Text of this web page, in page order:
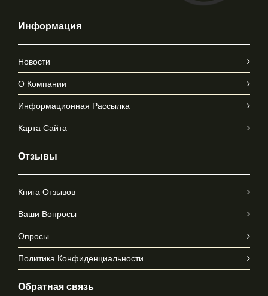
Информация
Новости
О Компании
Информационная Рассылка
Карта Сайта
Отзывы
Книга Отзывов
Ваши Вопросы
Опросы
Политика Конфиденциальности
Обратная связь